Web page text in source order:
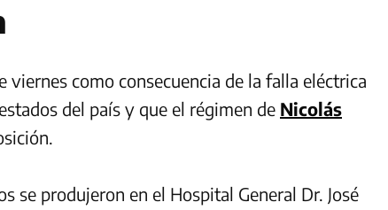
viernes como consecuencia de la falla eléctrica
del país y que el régimen de Nicolás
se produjeron en el Hospital General Dr. José